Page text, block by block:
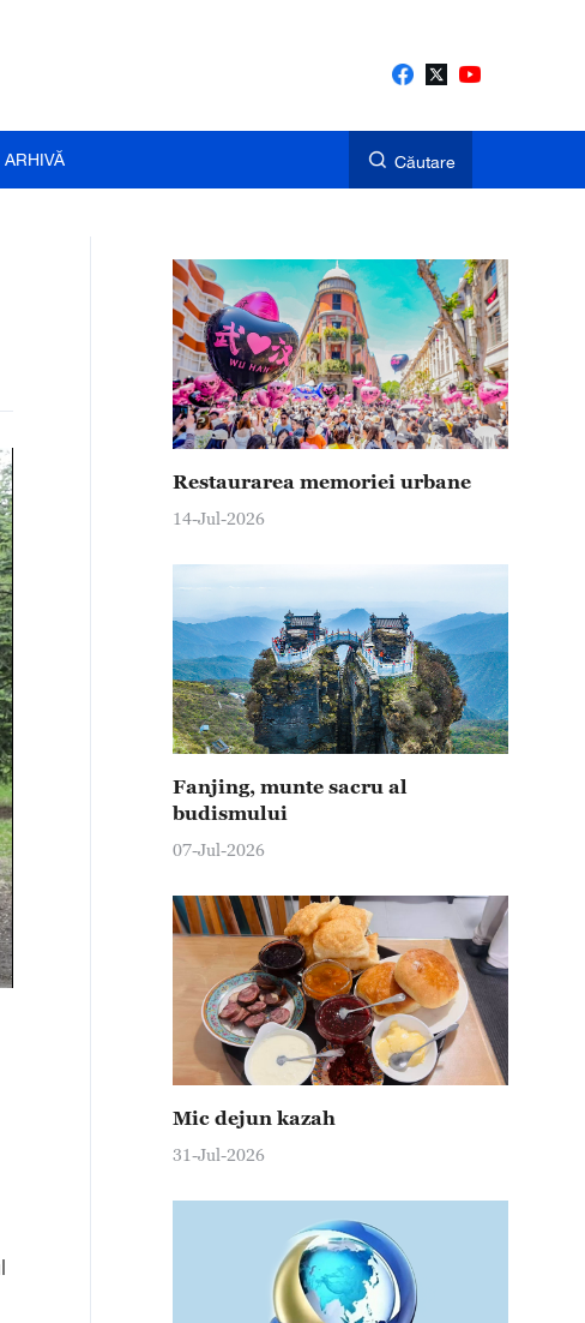
ARHIVĂ Căutare
Restaurarea memoriei urbane
14-Jul-2026
Fanjing, munte sacru al
budismului
07-Jul-2026
Mic dejun kazah
31-Jul-2026